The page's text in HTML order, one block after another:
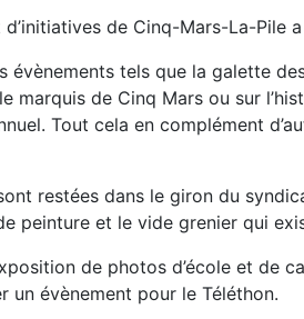
de Cinq-Mars-La-Pile
tels que la galette
de Cinq Mars ou sur
Tout cela en complément
restées dans le giron du
peinture et le vide grenier qui
de photos d’école et
un évènement pour le Téléthon.